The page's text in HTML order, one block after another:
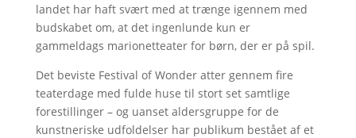
landet har haft svært med at trænge igennem med
budskabet om, at det ingenlunde kun er
gammeldags marionetteater for børn, der er på spil.
Det beviste Festival of Wonder atter gennem fire
teaterdage med fulde huse til stort set samtlige
forestillinger – og uanset aldersgruppe for de
kunstneriske udfoldelser har publikum bestået af et